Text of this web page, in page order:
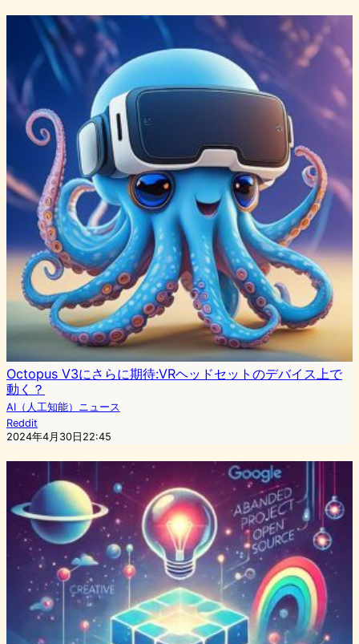
Octopus V3にさらに期待:VRヘッドセットのデバイス上で
動く？
AI（人工知能）ニュース
Reddit
2024年4月30日22:45